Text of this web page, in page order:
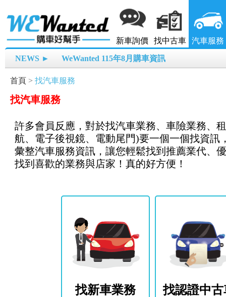
新車詢價 找中古車 汽車服務
NEWS ► WeWanted 115年8月購車資訊
首頁 > 找汽車服務
找汽車服務
許多會員反應，對於找汽車業務、車險業務、
航、電子後視鏡、電動尾門)要一個一個找資訊
彙整汽車服務資訊，讓您輕鬆找到推薦業代、
找到喜歡的業務與店家！真的好方便！
找新車業務 找認證中古